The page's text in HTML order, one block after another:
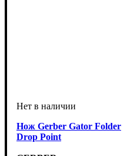
Нож Gerber Gator Folder
Drop Point